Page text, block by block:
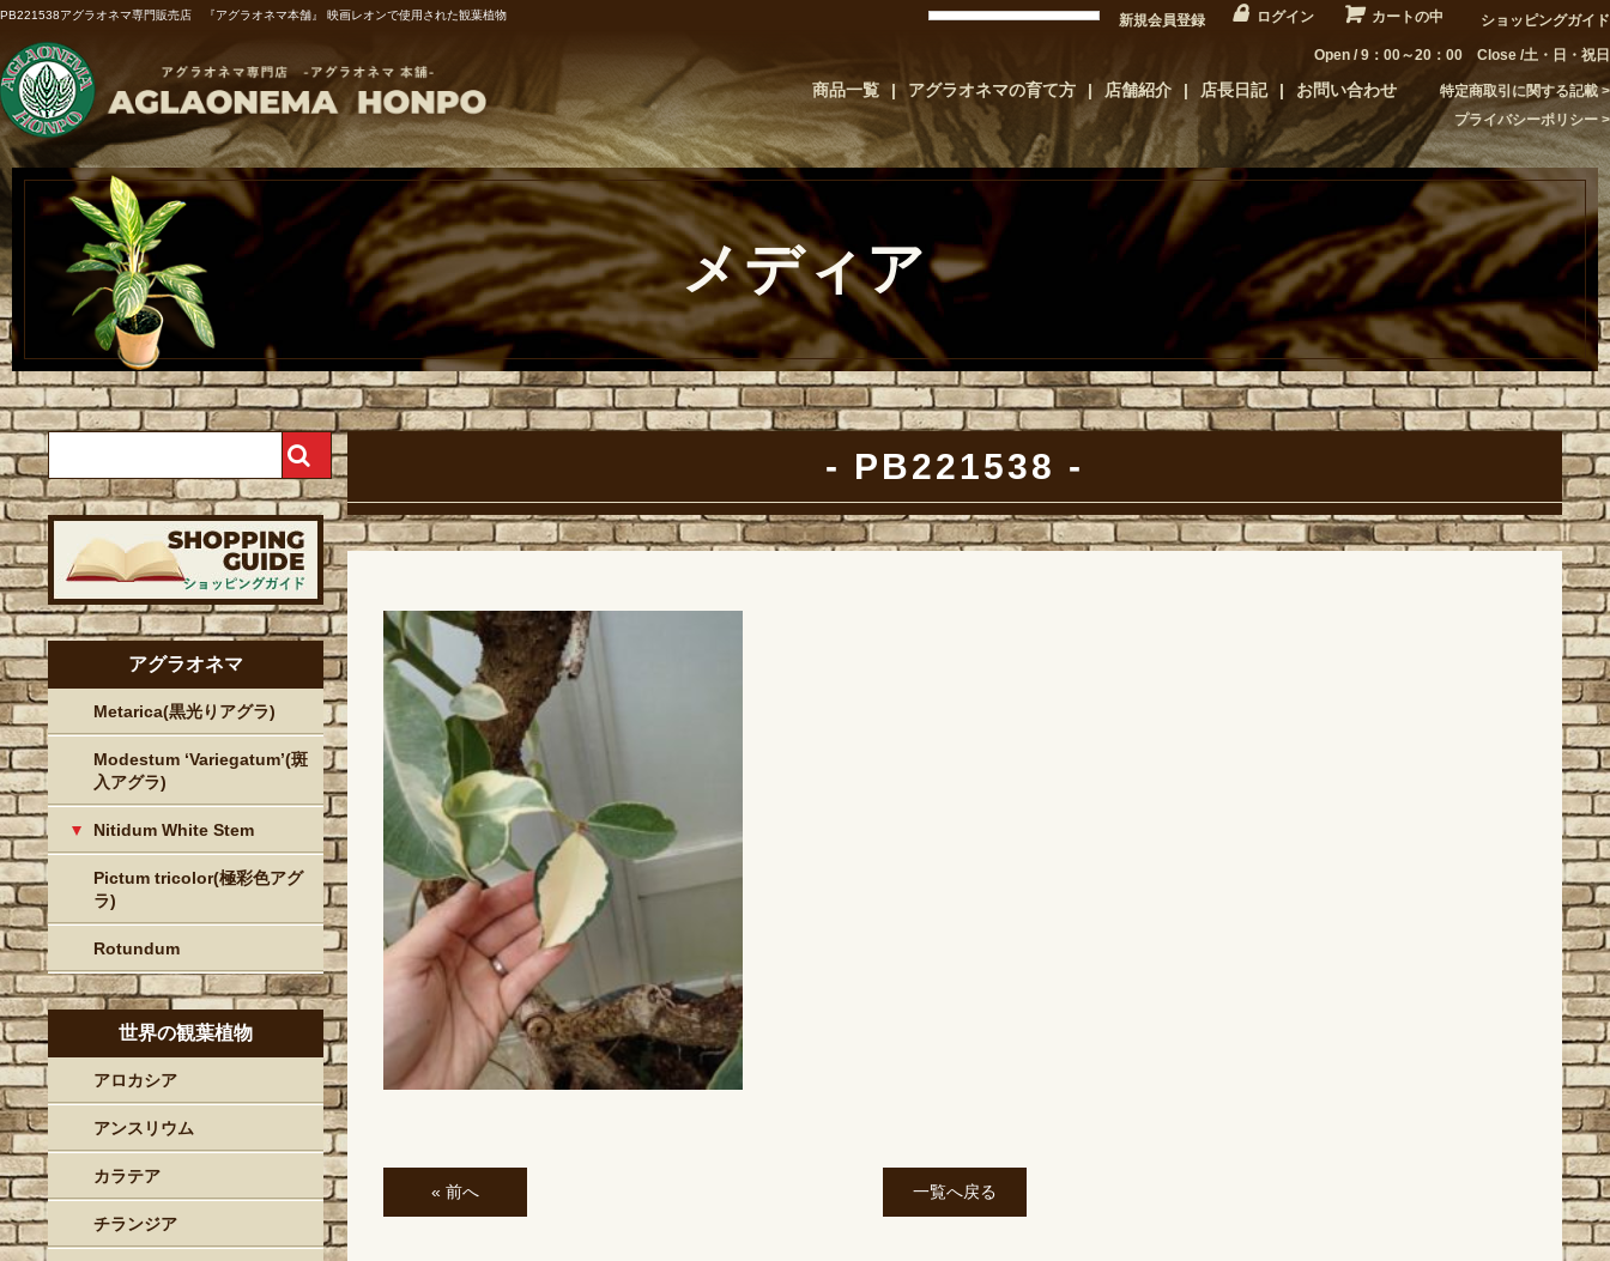
PB221538アグラオネマ専門販売店 『アグラオネマ本舗』 映画レオンで使用された観葉植物 新規会員登録 ログイン カートの中 ショッピングガイド
Open / 9：00～20：00 Close /土・日・祝日
商品一覧 アグラオネマの育て方 店舗紹介 店長日記 お問い合わせ
特定商取引に関する記載
プライバシーポリシー
メディア
PB221538
« 前へ 一覧へ戻る
アグラオネマ
Metarica(黒光りアグラ)
Modestum ‘Variegatum’(斑
入アグラ)
Nitidum White Stem
Pictum tricolor(極彩色アグ
ラ)
Rotundum
世界の観葉植物
アロカシア
アンスリウム
カラテア
チランジア